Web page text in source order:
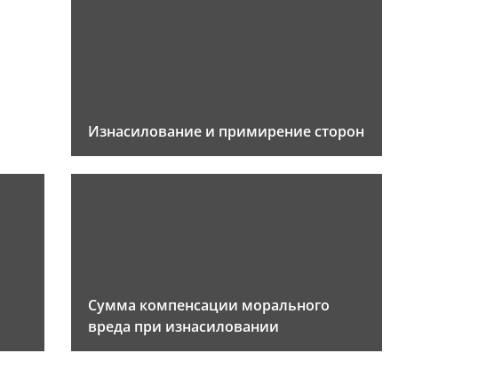
Изнасилование и примирение сторон
Сумма компенсации морального
вреда при изнасиловании